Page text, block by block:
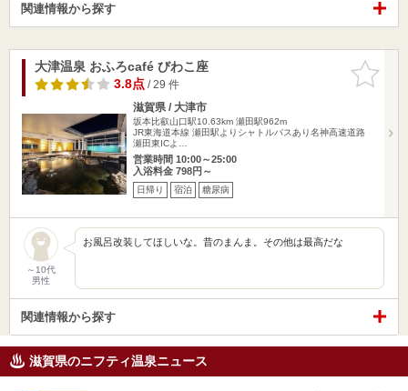
関連情報から探す
お気に入
りに追加
大津温泉 おふろcafé びわこ座
3.8点/ 29 件
滋賀県 / 大津市
坂本比叡山口駅10.63km 瀬田駅962m
JR東海道本線 瀬田駅よりシャトルバスあり名神高速道路
瀬田東ICよ…
営業時間 10:00～25:00
入浴料金 798円～
日帰り 宿泊 糖尿病
～10代
男性
お風呂改装してほしいな。昔のまんま。その他は最高だな
関連情報から探す
滋賀県のニフティ温泉ニュース